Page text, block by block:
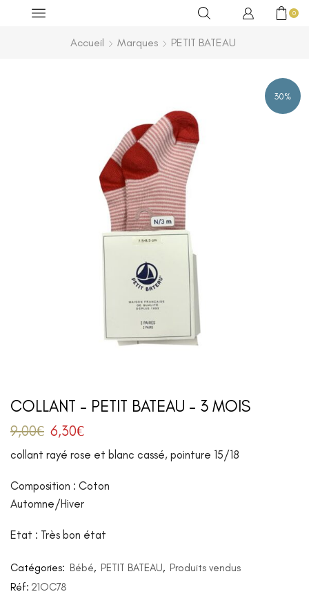
0
Accueil Marques PETIT BATEAU
30%
COLLANT – PETIT BATEAU – 3 MOIS
9,00€ 6,30€
collant rayé rose et blanc cassé, pointure 15/18
Composition : Coton
Automne/Hiver
Etat : Très bon état
Catégories: Bébé, PETIT BATEAU, Produits vendus
Réf: 21OC78